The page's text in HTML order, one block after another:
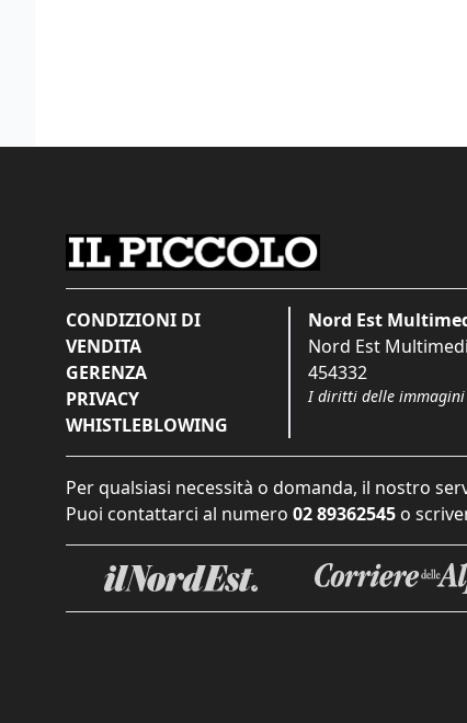
CONDIZIONI DI
VENDITA
GERENZA
PRIVACY
WHISTLEBLOWING
Nord Est
Nord Est
454332
I diritti delle immagini
Per qualsiasi necessità o domanda, il nostro
Puoi contattarci al numero 02 89362545 o